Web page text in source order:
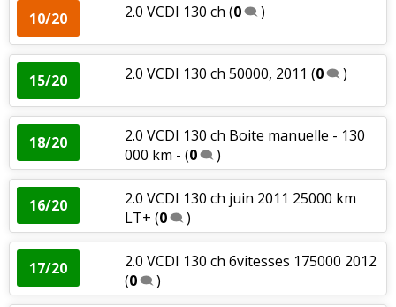
10/20 2.0 VCDI 130 ch (0 )
15/20 2.0 VCDI 130 ch 50000, 2011 (0 )
18/20
2.0 VCDI 130 ch Boite manuelle - 130
000 km - (0 )
16/20
2.0 VCDI 130 ch juin 2011 25000 km
LT+ (0 )
17/20
2.0 VCDI 130 ch 6vitesses 175000 2012
(0 )